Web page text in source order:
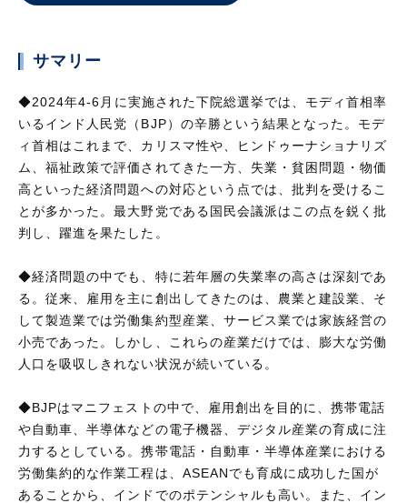
サマリー
◆2024年4-6月に実施された下院総選挙では、モディ首相率
いるインド人民党（BJP）の辛勝という結果となった。モデ
ィ首相はこれまで、カリスマ性や、ヒンドゥーナショナリズ
ム、福祉政策で評価されてきた一方、失業・貧困問題・物価
高といった経済問題への対応という点では、批判を受けるこ
とが多かった。最大野党である国民会議派はこの点を鋭く批
判し、躍進を果たした。
◆経済問題の中でも、特に若年層の失業率の高さは深刻であ
る。従来、雇用を主に創出してきたのは、農業と建設業、そ
して製造業では労働集約型産業、サービス業では家族経営の
小売であった。しかし、これらの産業だけでは、膨大な労働
人口を吸収しきれない状況が続いている。
◆BJPはマニフェストの中で、雇用創出を目的に、携帯電話
や自動車、半導体などの電子機器、デジタル産業の育成に注
力するとしている。携帯電話・自動車・半導体産業における
労働集約的な作業工程は、ASEANでも育成に成功した国が
あることから、インドでのポテンシャルも高い。また、イン